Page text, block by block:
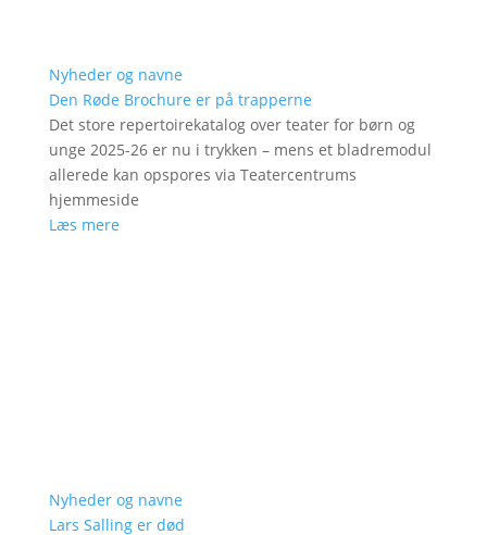
Nyheder og navne
Den Røde Brochure er på trapperne
Det store repertoirekatalog over teater for børn og
unge 2025-26 er nu i trykken – mens et bladremodul
allerede kan opspores via Teatercentrums
hjemmeside
Læs mere
Nyheder og navne
Lars Salling er død